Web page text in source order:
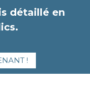
détaillé en
!